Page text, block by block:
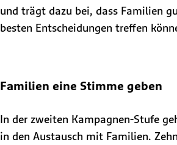
und trägt dazu bei, dass Familien
besten Entscheidungen treffen
Familien eine Stimme geben
In der zweiten Kampagnen-Stufe
in den Austausch mit Familien.